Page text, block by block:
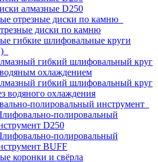
алмазные D250
отрезные диски по камню
диски по камню
гибкие шлифовальные круги
гибкий шлифовальный круг
охлаждением
гибкий шлифовальный круг
водяного охлаждения
полировальный инструмент
полировальный
D250
полировальный
BUFF
коронки и свёрла